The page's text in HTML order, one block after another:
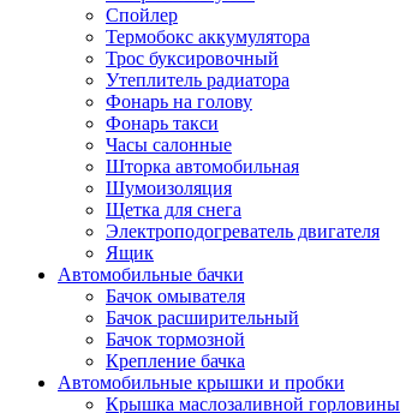
Спойлер
Термобокс аккумулятора
Трос буксировочный
Утеплитель радиатора
Фонарь на голову
Фонарь такси
Часы салонные
Шторка автомобильная
Шумоизоляция
Щетка для снега
Электроподогреватель двигателя
Ящик
Автомобильные бачки
Бачок омывателя
Бачок расширительный
Бачок тормозной
Крепление бачка
Автомобильные крышки и пробки
Крышка маслозаливной горловины